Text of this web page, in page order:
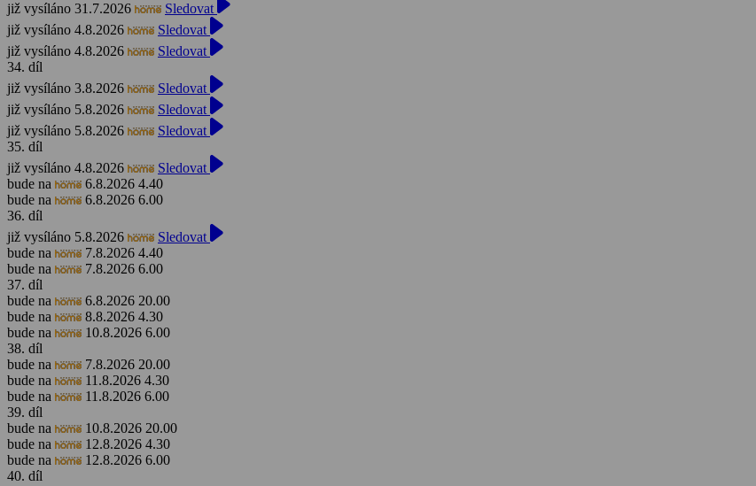
již vysíláno 31.7.2026
Sledovat
již vysíláno 4.8.2026
Sledovat
již vysíláno 4.8.2026
Sledovat
34. díl
již vysíláno 3.8.2026
Sledovat
již vysíláno 5.8.2026
Sledovat
již vysíláno 5.8.2026
Sledovat
35. díl
již vysíláno 4.8.2026
Sledovat
bude na
6.8.2026 4.40
bude na
6.8.2026 6.00
36. díl
již vysíláno 5.8.2026
Sledovat
bude na
7.8.2026 4.40
bude na
7.8.2026 6.00
37. díl
bude na
6.8.2026 20.00
bude na
8.8.2026 4.30
bude na
10.8.2026 6.00
38. díl
bude na
7.8.2026 20.00
bude na
11.8.2026 4.30
bude na
11.8.2026 6.00
39. díl
bude na
10.8.2026 20.00
bude na
12.8.2026 4.30
bude na
12.8.2026 6.00
40. díl